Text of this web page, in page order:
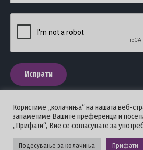
Испрати
ПОЛИТИКА НА
Користиме „колачиња“ на нашата веб-
запаметиме Вашите преференци и
„Прифати“, Вие се согласувате за
Подесување за колачиња Прифати